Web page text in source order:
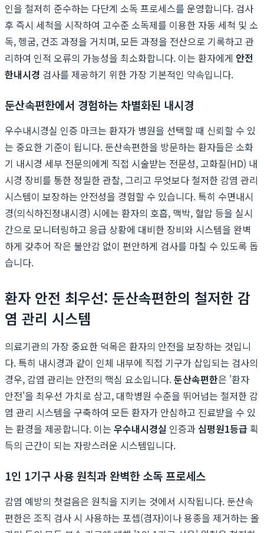
인을 철저히 준수하는 다단계 소독 프로세스를 운영합니다. 검사
후 즉시 세척을 시작하여 고수준 소독제를 이용한 자동 세척 및 소
독, 헹굼, 건조 과정을 거치며, 모든 과정을 전산으로 기록하고 관
리하여 인적 오류의 가능성을 최소화합니다. 이는 환자에게 안전
한내시경 검사를 제공하기 위한 가장 기본적인 약속입니다.
둔산속편한에서 경험하는 차별화된 내시경
우수내시경실 인증 마크는 환자가 병원을 선택할 때 신뢰할 수 있
는 중요한 기준이 됩니다. 둔산속편한을 방문하는 환자들은 소화
기 내시경 세부 전문의에게 직접 시술받는 전문성, 고화질(HD) 내
시경 장비를 통한 정밀한 관찰, 그리고 무엇보다 철저한 감염 관리
시스템이 보장하는 안전성을 경험할 수 있습니다. 특히 수면내시
경(의식하진정내시경) 시에는 환자의 호흡, 맥박, 혈압 등을 실시
간으로 모니터링하고 응급 상황에 대비한 장비와 시스템을 완벽
하게 갖추어 작은 불안감 없이 편안하게 검사를 마칠 수 있도록 돕
습니다.
환자 안전 최우선: 둔산속편한의 철저한 감
염 관리 시스템
의료기관의 가장 중요한 덕목은 환자의 안전을 보장하는 것입니
다. 특히 내시경과 같이 인체 내부에 직접 기구가 삽입되는 검사의
경우, 감염 관리는 안전의 핵심 요소입니다.둔산속편한은 '환자
안전'을 최우선 가치로 삼고, 대학병원 수준을 뛰어넘는 철저한 감
염 관리 시스템을 구축하여 모든 환자가 안심하고 진료받을 수 있
는 환경을 제공합니다. 이는 우수내시경실 인증과심평원1등급 획
득의 근간이 되는 자랑스러운 시스템입니다.
1인 1기구 사용 원칙과 완벽한 소독 프로세스
감염 예방의 첫걸음은 원칙을 지키는 것에서 시작됩니다. 둔산속
편한은 조직 검사 시 사용하는 포셉(겸자)이나 용종을 제거하는 올